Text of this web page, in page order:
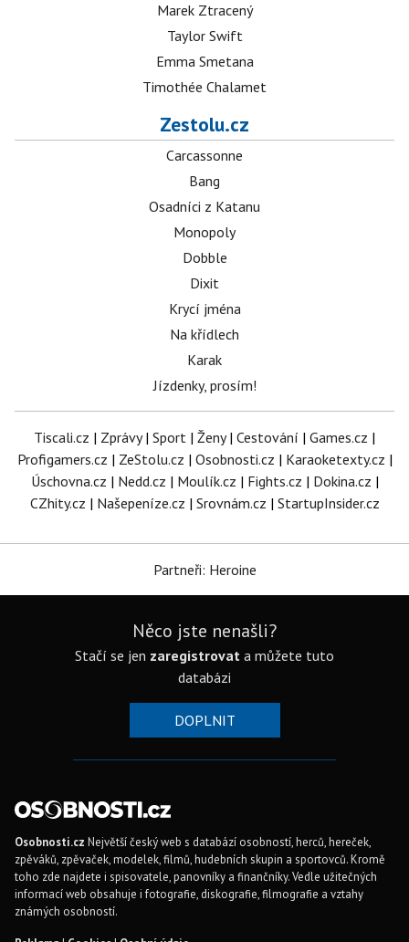
Marek Ztracený
Taylor Swift
Emma Smetana
Timothée Chalamet
Zestolu.cz
Carcassonne
Bang
Osadníci z Katanu
Monopoly
Dobble
Dixit
Krycí jména
Na křídlech
Karak
Jízdenky, prosím!
Tiscali.cz | Zprávy| Sport | Ženy| Cestování | Games.cz |
Profigamers.cz | ZeStolu.cz | Osobnosti.cz | Karaoketexty.cz |
Úschovna.cz | Nedd.cz | Moulík.cz | Fights.cz | Dokina.cz |
CZhity.cz | Našepeníze.cz | Srovnám.cz | StartupInsider.cz
Partneři: Heroine
Něco jste nenašli?
Stačí se jen zaregistrovat a můžete tuto
databázi
DOPLNIT
Osobnosti.cz Největší český web s databází osobností, herců, hereček,
zpěváků, zpěvaček, modelek, filmů, hudebních skupin a sportovců. Kromě
toho zde najdete i spisovatele, panovníky a finančníky. Vedle užitečných
informací web obsahuje i fotografie, diskografie, filmografie a vztahy
známých osobností.